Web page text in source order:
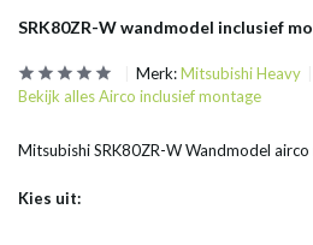
SRK80ZR-W wandmodel inclusief
Merk:Mitsubishi Heavy
Bekijk alles Airco inclusief montage
Mitsubishi SRK80ZR-W Wandmodel
Kies uit: